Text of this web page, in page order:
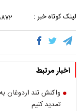
لینک کوتاه خبر :
اخبار مرتبط
واکنش تند اردوغان
تمدید کنیم